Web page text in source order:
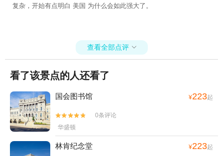
复杂，开始有点明白 美国 为什么会如此强大了。
查看全部点评 
看了该景点的人还看了
国会图书馆 ¥223起


0条评论
华盛顿
林肯纪念堂 ¥223起